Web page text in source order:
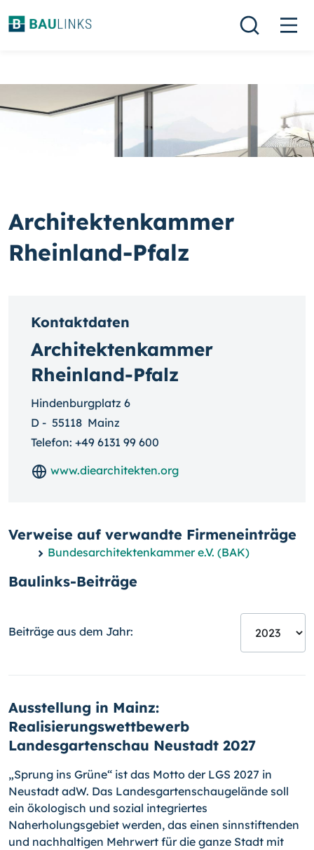
Architektenkammer
Rheinland-Pfalz
Kontaktdaten
Architektenkammer
Rheinland-Pfalz
Hindenburgplatz 6
D - 55118 Mainz
Telefon: +49 6131 99 600
www.diearchitekten.org
Verweise auf verwandte Firmeneinträge
Bundesarchitektenkammer e.V. (BAK)
Baulinks-Beiträge
Beiträge aus dem Jahr:
Ausstellung in Mainz:
Realisierungswettbewerb
Landesgartenschau Neustadt 2027
„Sprung ins Grüne“ ist das Motto der LGS 2027 in
Neustadt adW. Das Landesgartenschaugelände soll
ein ökologisch und sozial integriertes
Naherholungsgebiet werden, das einen sinnstiftenden
und nachhaltigen Mehrwert für die ganze Stadt mit